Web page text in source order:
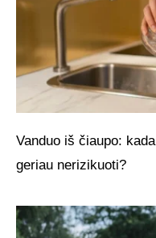
Vanduo iš čiaupo:
geriau nerizikuoti?